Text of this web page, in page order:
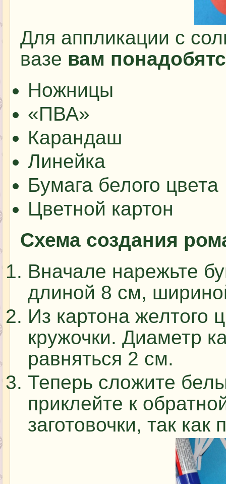
Для аппликации с
вазе вам
Ножницы
«ПВА»
Карандаш
Линейка
Бумага белого цвета
Цветной картон
Схема создания
Вначале нарежьте
длиной 8 см,
Из картона желтого
кружочки. Диаметр
равняться 2 см.
Теперь сложите
приклейте к
заготовочки, так